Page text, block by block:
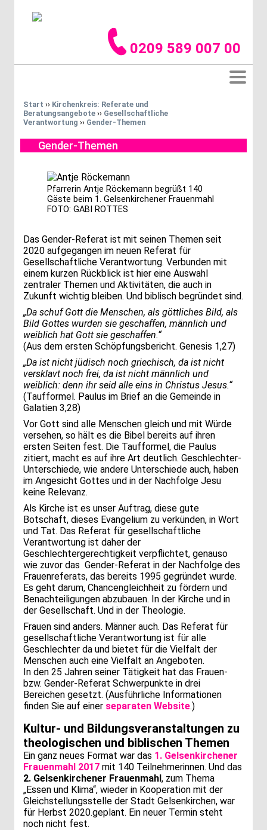
0209 589 007 00
Start ›› Kirchenkreis: Referate und
Beratungsangebote ›› Gesellschaftliche
Verantwortung ›› Gender-Themen
Gender-Themen
Pfarrerin Antje Röckemann begrüßt 140
Gäste beim 1. Gelsenkirchener Frauenmahl
FOTO: GABI ROTTES
Das Gender-Referat ist mit seinen Themen seit
2020 aufgegangen im neuen Referat für
Gesellschaftliche Verantwortung. Verbunden mit
einem kurzen Rückblick ist hier eine Auswahl
zentraler Themen und Aktivitäten, die auch in
Zukunft wichtig bleiben. Und biblisch begründet sind.
„Da schuf Gott die Menschen, als göttliches Bild, als
Bild Gottes wurden sie geschaffen, männlich und
weiblich hat Gott sie geschaffen.“
(Aus dem ersten Schöpfungsbericht. Genesis 1,27)
„Da ist nicht jüdisch noch griechisch, da ist nicht
versklavt noch frei, da ist nicht männlich und
weiblich: denn ihr seid alle eins in Christus Jesus.“
(Taufformel. Paulus im Brief an die Gemeinde in
Galatien 3,28)
Vor Gott sind alle Menschen gleich und mit Würde
versehen, so hält es die Bibel bereits auf ihren
ersten Seiten fest. Die Taufformel, die Paulus
zitiert, macht es auf ihre Art deutlich. Geschlechter-
Unterschiede, wie andere Unterschiede auch, haben
im Angesicht Gottes und in der Nachfolge Jesu
keine Relevanz.
Als Kirche ist es unser Auftrag, diese gute
Botschaft, dieses Evangelium zu verkünden, in Wort
und Tat. Das Referat für gesellschaftliche
Verantwortung ist daher der
Geschlechtergerechtigkeit verpflichtet, genauso
wie zuvor das Gender-Referat in der Nachfolge des
Frauenreferats, das bereits 1995 gegründet wurde.
Es geht darum, Chancengleichheit zu fördern und
Benachteiligungen abzubauen. In der Kirche und in
der Gesellschaft. Und in der Theologie.
Frauen sind anders. Männer auch. Das Referat für
gesellschaftliche Verantwortung ist für alle
Geschlechter da und bietet für die Vielfalt der
Menschen auch eine Vielfalt an Angeboten.
In den 25 Jahren seiner Tätigkeit hat das Frauen-
bzw. Gender-Referat Schwerpunkte in drei
Bereichen gesetzt. (Ausführliche Informationen
finden Sie auf einer separaten Website.)
Kultur- und Bildungsveranstaltungen zu
theologischen und biblischen Themen
Ein ganz neues Format war das 1. Gelsenkirchener
Frauenmahl 2017 mit 140 Teilnehmerinnen. Und das
2. Gelsenkirchener Frauenmahl, zum Thema
„Essen und Klima“, wieder in Kooperation mit der
Gleichstellungsstelle der Stadt Gelsenkirchen, war
für Herbst 2020.geplant. Ein neuer Termin steht
noch nicht fest.